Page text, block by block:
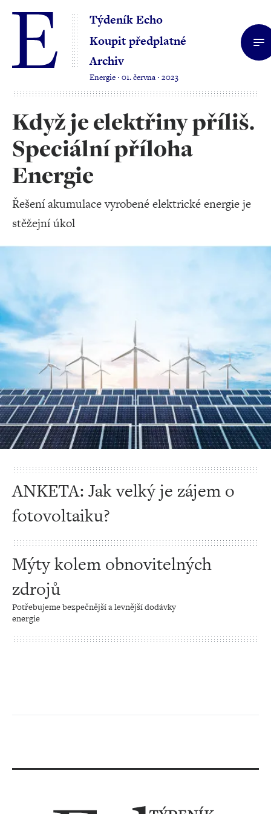
Týdeník Echo
Koupit předplatné
Archiv
Energie ‧ 01. června ‧ 2023
Když je elektřiny příliš.
Speciální příloha
Energie
Řešení akumulace vyrobené elektrické energie je
stěžejní úkol
ANKETA: Jak velký je zájem o
fotovoltaiku?
Mýty kolem obnovitelných
zdrojů
Potřebujeme bezpečnější a levnější dodávky
energie